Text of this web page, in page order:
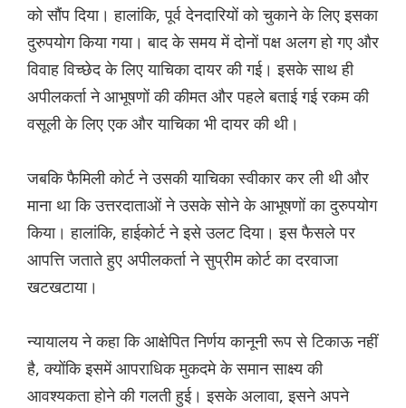
को सौंप दिया। हालांकि, पूर्व देनदारियों को चुकाने के लिए इसका
दुरुपयोग किया गया। बाद के समय में दोनों पक्ष अलग हो गए और
विवाह विच्छेद के लिए याचिका दायर की गई। इसके साथ ही
अपीलकर्ता ने आभूषणों की कीमत और पहले बताई गई रकम की
वसूली के लिए एक और याचिका भी दायर की थी।
जबकि फैमिली कोर्ट ने उसकी याचिका स्वीकार कर ली थी और
माना था कि उत्तरदाताओं ने उसके सोने के आभूषणों का दुरुपयोग
किया। हालांकि, हाईकोर्ट ने इसे उलट दिया। इस फैसले पर
आपत्ति जताते हुए अपीलकर्ता ने सुप्रीम कोर्ट का दरवाजा
खटखटाया।
न्यायालय ने कहा कि आक्षेपित निर्णय कानूनी रूप से टिकाऊ नहीं
है, क्योंकि इसमें आपराधिक मुकदमे के समान साक्ष्य की
आवश्यकता होने की गलती हुई। इसके अलावा, इसने अपने